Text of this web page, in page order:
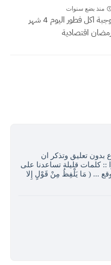
منذ بضع سنوات
وجبة اكل فطور اليوم 4 شهر
اقتصادية
بدون تعليق وتذكر ان
:: كلمات قليلة تساعدنا على
... ( مَا يَلْفِظُ مِنْ قَوْلٍ إِلا